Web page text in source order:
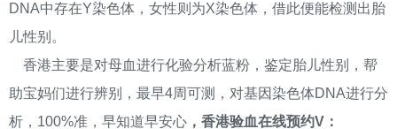
DNA中存在Y染色体，女性则为X染色体，借此便能检测出胎
儿性别。
香港主要是对母血进行化验分析蓝粉，鉴定胎儿性别，帮
助宝妈们进行辨别，最早4周可测，对基因染色体DNA进行分
析，100%准，早知道早安心 ，香港验血在线预约V：